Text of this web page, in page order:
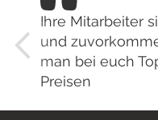
Ihre Mitarbeiter
und
man bei euch
Preisen